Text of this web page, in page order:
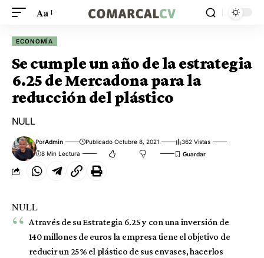
Aa
ECONOMÍA
Se cumple un año de la estrategia
6.25 de Mercadona para la
reducción del plástico
NULL
PorAdmin Publicado Octubre 8, 2021
362 Vistas
8 Min Lectura
NULL
A través de su Estrategia 6.25 y con una inversión de
140 millones de euros la empresa tiene el objetivo de
reducir un 25% el plástico de sus envases, hacerlos